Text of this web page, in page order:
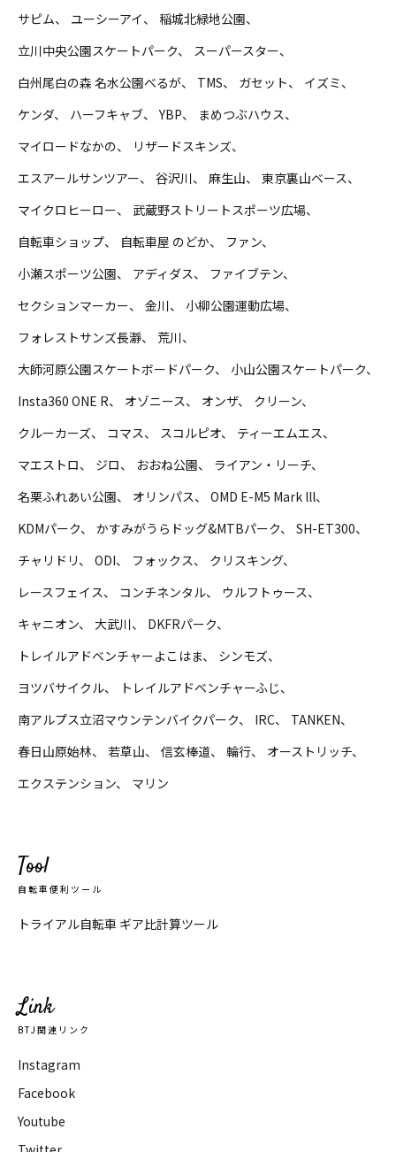
サピム
ユーシーアイ
稲城北緑地公園
立川中央公園スケートパーク
スーパースター
白州尾白の森 名水公園べるが
TMS ガセット
イズミ
ケンダ
ハーフキャブ YBP
まめつぶハウス
マイロードなかの
リザードスキンズ
エスアールサンツアー
谷沢川 麻生山
東京裏山ベース
マイクロヒーロー
武蔵野ストリートスポーツ広場
自転車ショップ
自転車屋 のどか
ファン
小瀬スポーツ公園
アディダス
ファイブテン
セクションマーカー
金川
小柳公園運動広場
フォレストサンズ長瀞
荒川
大師河原公園スケートボードパーク
小山公園スケートパーク
Insta360 ONE R
オゾニース オンザ
クリーン
クルーカーズ
コマス スコルピオ
ティーエムエス
マエストロ
ジロ おおね公園
ライアン・リーチ
名栗ふれあい公園
オリンパス
OMD E-M5 Mark lll
KDMパーク
かすみがうらドッグ&MTBパーク
SH-ET300
チャリドリ
ODI フォックス
クリスキング
レースフェイス
コンチネンタル
ウルフトゥース
キャニオン
大武川
DKFRパーク
トレイルアドベンチャーよこはま
シンモズ
ヨツバサイクル
トレイルアドベンチャーふじ
南アルプス立沼マウンテンバイクパーク
IRC
TANKEN
春日山原始林
若草山 信玄棒道 輪行
オーストリッチ
エクステンション
マリン
Tool
自転車便利ツール
トライアル自転車 ギア比計算ツール
Link
BTJ関連リンク
Instagram
Facebook
Youtube